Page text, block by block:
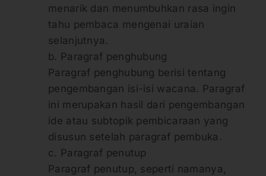
menarik dan menumbuhkan rasa ingin
tahu pembaca mengenai uraian
selanjutnya.
b. Paragraf penghubung
Paragraf penghubung berisi tentang
pengembangan isi-isi wacana. Paragraf
ini merupakan hasil dari pengembangan
ide atau subtopik pembicaraan yang
disusun setelah paragraf pembuka.
c. Paragraf penutup
Paragraf penutup, seperti namanya,